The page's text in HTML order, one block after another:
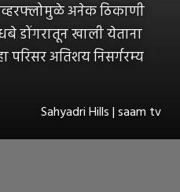
अनेक ठिकाणी
डोंगरातून खाली येताना
परिसर अतिशय निसर्गरम्य
Sahyadri Hills | saam tv